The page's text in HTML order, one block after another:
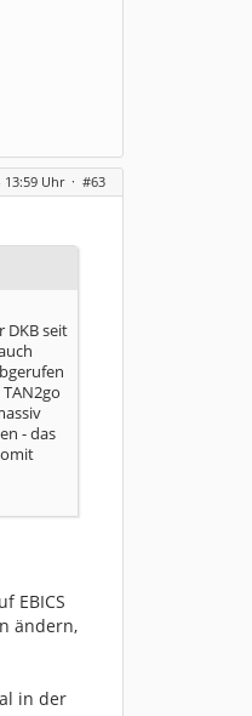
13:59 Uhr · #63
DKB seit
- das
EBICS
ändern,
in der